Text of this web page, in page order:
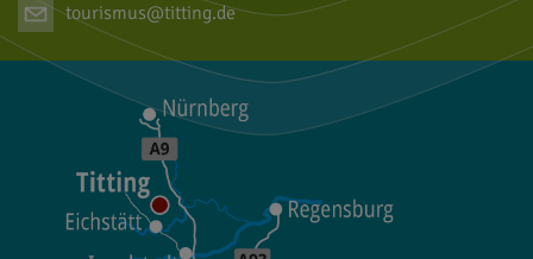
tourismus@titting.de